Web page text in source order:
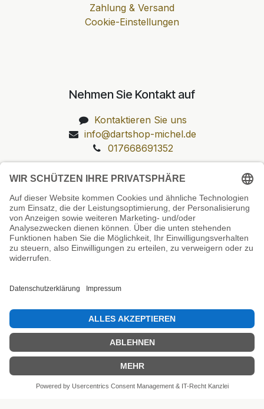
Zahlung & Versand
Cookie-Einstellungen
Nehmen Sie Kontakt auf
Kontaktieren Sie uns
info@dartshop-michel.de
017668691352
Unsere Prüfsiegel